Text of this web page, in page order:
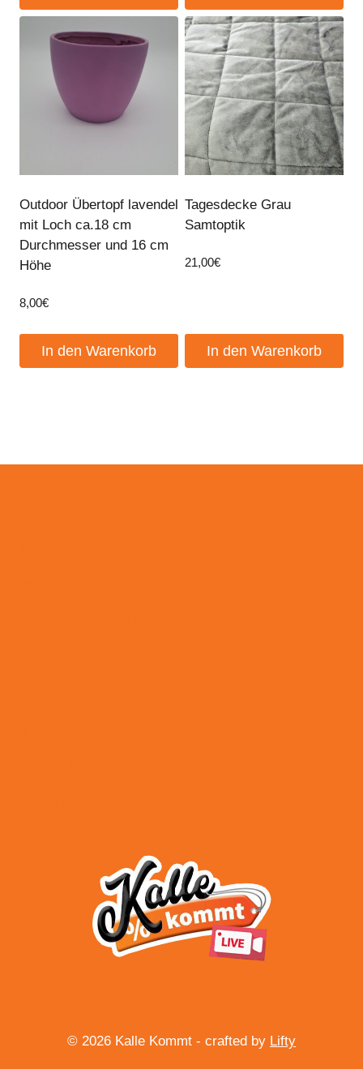
Outdoor Übertopf lavendel
mit Loch ca.18 cm
Durchmesser und 16 cm
Höhe
8,00€
In den Warenkorb
Tagesdecke Grau
Samtoptik
21,00€
In den Warenkorb
© 2026 Kalle Kommt - crafted by Lifty